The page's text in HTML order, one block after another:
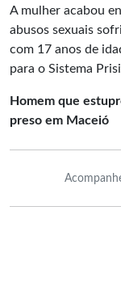
A mulher acabou
abusos sexuais
com 17 anos de
para o Sistema
Homem que
preso em Maceió